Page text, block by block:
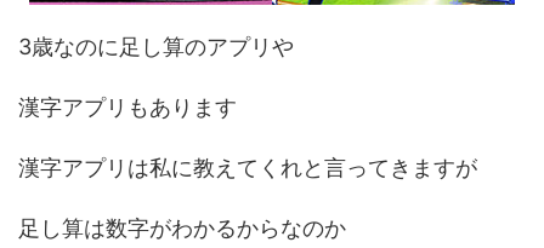
3歳なのに足し算のアプリや
漢字アプリもあります
漢字アプリは私に教えてくれと言ってきますが
足し算は数字がわかるからなのか